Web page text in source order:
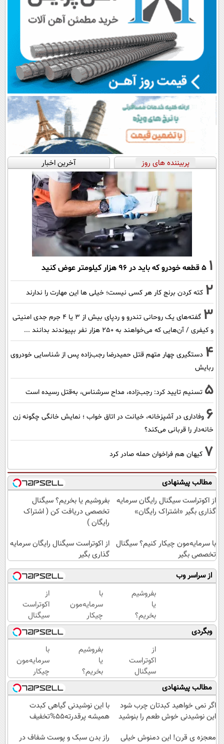
پربیننده های روز آخرین اخبار
1 ۵ قطعه خودرو که باید در ۹۶ هزار کیلومتر عوض کنید
2 کته کردن برنج کار هر کسی نیست؛ خیلی ها این مهارت را ندارند
3
گفته‌های یک روحانی تندرو و ردپای بیش از ۳ یا ۴ جرم جدی امنیتی
و کیفری / آن‌هایی که می‌خواهند به ۲۵۰ هزار نفر بپیوندند بدانند ...
4 دستگیری چهار متهم قتل حمیدرضا رجب‌زاده پس از شناسایی خودروی
ربایش
5 تسنیم تایید کرد: رجب‌زاده، مداح سرشناس، به‌قتل رسیده است
6 وفاداری در آشپزخانه، خیانت در اتاق خواب ؛ نمایش خانگی چگونه زن
خانه‌دار را قربانی می‌کند؟
7 کیهان هم فراخوان حمله صادر کرد
مطالب پیشنهادی
از اکوتراست سیگنال رایگان سرمایه
گذاری بگیر «اشتراک رایگان»
بفروشیم یا بخریم؟ سیگنال
تخصصی دریافت کن ( اشتراک
رایگان )
با سرمایه‌مون چیکار کنیم؟ سیگنال
تخصصی بگیر
از اکوتراست سیگنال رایگان سرمایه
گذاری بگیر
از سراسر وب
بفروشیم
یا
بخریم؟
سیگنال
تخصصی
دریافت
کن (
اشتراک
رایگان )
با
سرمایه‌مون
چیکار
کنیم؟
سیگنال
تخصصی
بگیر
از
اکوتراست
سیگنال
رایگان
سرمایه
گذاری
بگیر
وبگردی
از
اکوتراست
سیگنال
رایگان
سرمایه
گذاری
بگیر
رایگان»
بفروشیم
یا
بخریم؟
سیگنال
تخصصی
دریافت
کن (
رایگان )
با
سرمایه‌مون
چیکار
کنیم؟
سیگنال
تخصصی
بگیر
مطالب پیشنهادی
اگر نمی خواهید کبدتان چرب شود
این نوشیدنی خوش طعم را بنوشید
با این نوشیدنی گیاهی کبدت
همیشه پرقدرته55%تخفیف
معجزه ی قرن! این دمنوش خیلی
راز بدن سبک و پوست شفاف در